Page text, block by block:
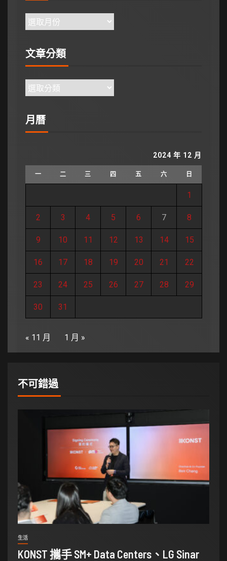
文章分類
月曆
2024 年 12 月
一 二 三 四 五 六 日
1
2 3 4 5 6 7 8
9 10 11 12 13 14 15
16 17 18 19 20 21 22
23 24 25 26 27 28 29
30 31
« 11 月 1 月 »
不可錯過
生活
KONST 攜手 SM+ Data Centers、LG Sinar